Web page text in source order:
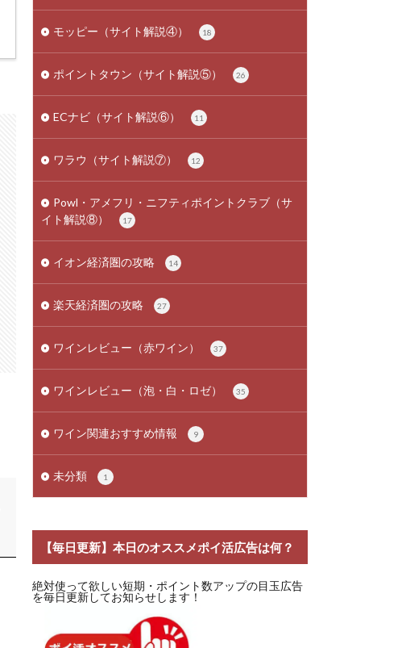
モッピー（サイト解説④） 18
ポイントタウン（サイト解説⑤） 26
ECナビ（サイト解説⑥） 11
ワラウ（サイト解説⑦） 12
Powl・アメフリ・ニフティポイントクラブ（サ
イト解説⑧）
17
イオン経済圏の攻略 14
楽天経済圏の攻略 27
ワインレビュー（赤ワイン） 37
ワインレビュー（泡・白・ロゼ） 35
ワイン関連おすすめ情報 9
未分類 1
【毎日更新】本日のオススメポイ活広告は何？
絶対使って欲しい短期・ポイント数アップの目玉広告
を毎日更新してお知らせします！